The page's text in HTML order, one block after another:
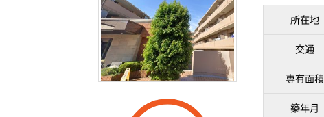
所在地
交通
専有面積
築年月